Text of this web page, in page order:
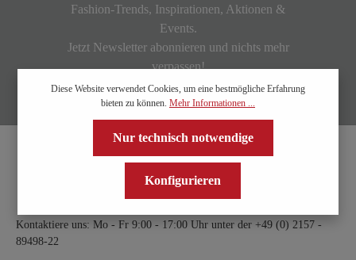
Fashion-Trends, Inspirationen, Aktionen &
Events.
Jetzt Newsletter abonnieren und nichts mehr
verpassen!
Kontaktiere uns: Mo - Fr 9:00 - 17:00 Uhr unter der +49 (0) 2157 -
89498-22
Diese Website verwendet Cookies, um eine bestmögliche Erfahrung
bieten zu können. Mehr Informationen ...
Nur technisch notwendige
Konfigurieren